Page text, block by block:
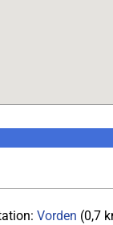
Vorden (0,7